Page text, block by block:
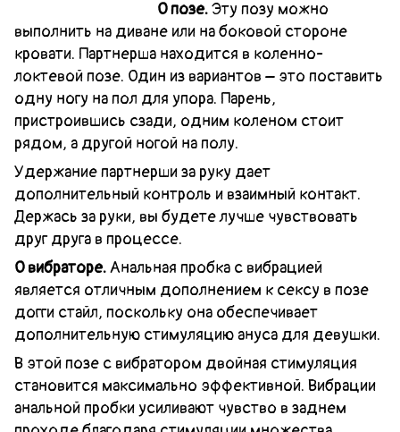
О позе.Эту позу можно
выполнить на диване или на боковой стороне
кровати. Партнерша находится в коленно-
локтевой позе. Один из вариантов – это поставить
одну ногу на пол для упора. Парень,
пристроившись сзади, одним коленом стоит
рядом, а другой ногой на полу.
Удержание партнерши за руку дает
дополнительный контроль и взаимный контакт.
Держась за руки, вы будете лучше чувствовать
друг друга в процессе.
О вибраторе.Анальная пробка с вибрацией
является отличным дополнением к сексу в позе
догги стайл, поскольку она обеспечивает
дополнительную стимуляцию ануса для девушки.
В этой позе с вибратором двойная стимуляция
становится максимально эффективной. Вибрации
анальной пробки усиливают чувство в заднем